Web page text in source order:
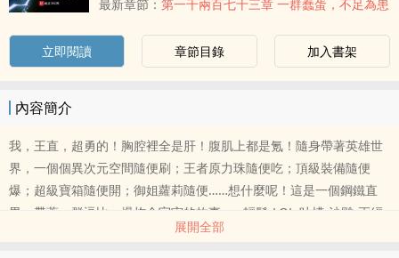
最新章節： 第一千兩百七十三章 一群蠢蛋，不足為患
立即閱讀 章節目錄 加入書架
內容簡介
我，王直，超勇的！胸腔裡全是肝！腹肌上都是氪！隨身帶著英雄世
界，一個個異次元空間隨便刷；王者原力珠隨便吃；頂級裝備隨便
爆；超級寶箱隨便開；御姐蘿莉隨便……想什麼呢！這是一個鋼鐵直
男，帶著一群逗比，爆炸全宇宙的故事。♂輕鬆•LOL•吐槽•沙雕•正經
♂本書又名《我又雙叒叕被表白了》，《氪金大佬超速踩斷了剎
展開全部